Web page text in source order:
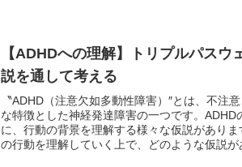
【ADHDへの理解】トリプルパスウ
説を通して考える
〝ADHD（注意欠如多動性障害）″とは、不注
な特徴とした神経発達障害の一つです。ADHD
に、行動の背景を理解する様々な仮説があり
の行動を理解していく上で、どのような仮説が